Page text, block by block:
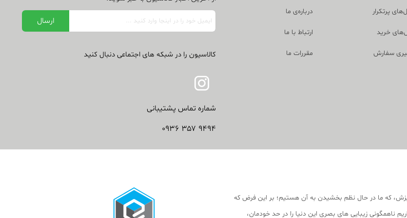
پرتکرار
خرید
سفارش
درباره‌ی ما
ارتباط با ما
مقررات ما کالاسیون را در شبکه های اجتماعی دنبال کنید
شماره تماس پشتیبانی
۹۴۹۴ ۳۵۷ ۰۹۳۶
که ما در حال نظم بخشیدن به آن هستیم؛ بر این فرض که
ناهمگونی زیبایی های بصری این دنیا را در حد خودمان،